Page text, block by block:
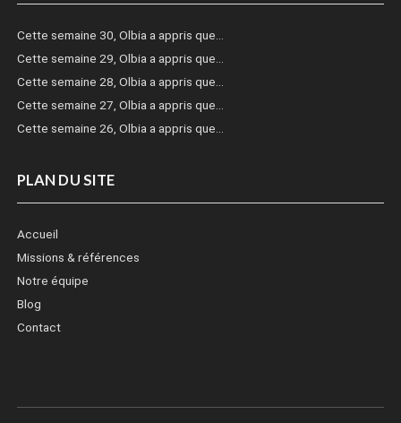
Cette semaine 30, Olbia a appris que…
Cette semaine 29, Olbia a appris que…
Cette semaine 28, Olbia a appris que…
Cette semaine 27, Olbia a appris que…
Cette semaine 26, Olbia a appris que…
PLAN DU SITE
Accueil
Missions & références
Notre équipe
Blog
Contact